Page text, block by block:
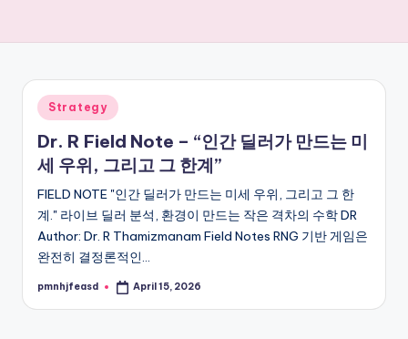
Posted
in
Strategy
Dr. R Field Note – “인간 딜러가 만드는 미
세 우위, 그리고 그 한계”
FIELD NOTE "인간 딜러가 만드는 미세 우위, 그리고 그 한
계." 라이브 딜러 분석, 환경이 만드는 작은 격차의 수학 DR
Author: Dr. R Thamizmanam Field Notes RNG 기반 게임은
완전히 결정론적인…
Posted
pmnhjfeasd April 15, 2026